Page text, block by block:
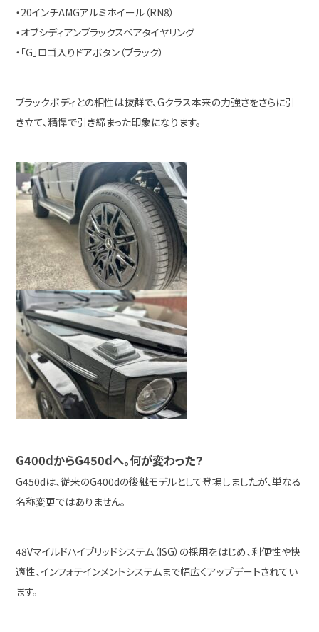
・20インチAMGアルミホイール（RN8）
・オブシディアンブラックスペアタイヤリング
・「G」ロゴ入りドアボタン（ブラック）
ブラックボディとの相性は抜群で、Gクラス本来の力強さをさらに引
き立て、精悍で引き締まった印象になります。
G400dからG450dへ。何が変わった？
G450dは、従来のG400dの後継モデルとして登場しましたが、単なる
名称変更ではありません。
48Vマイルドハイブリッドシステム（ISG）の採用をはじめ、利便性や快
適性、インフォテインメントシステムまで幅広くアップデートされてい
ます。